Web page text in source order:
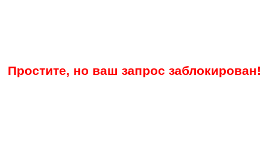
Простите, но ваш запрос заблокирован!